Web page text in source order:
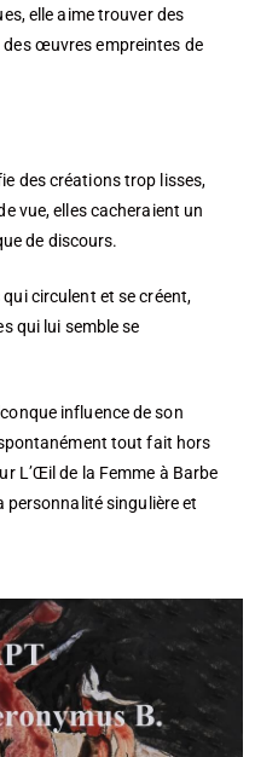
elle aime trouver des
des œuvres empreintes de
des créations trop lisses,
vue, elles cacheraient un
de discours.
circulent et se créent,
qui lui semble se
influence de son
tout fait hors
L’Œil de la Femme à Barbe
singulière et